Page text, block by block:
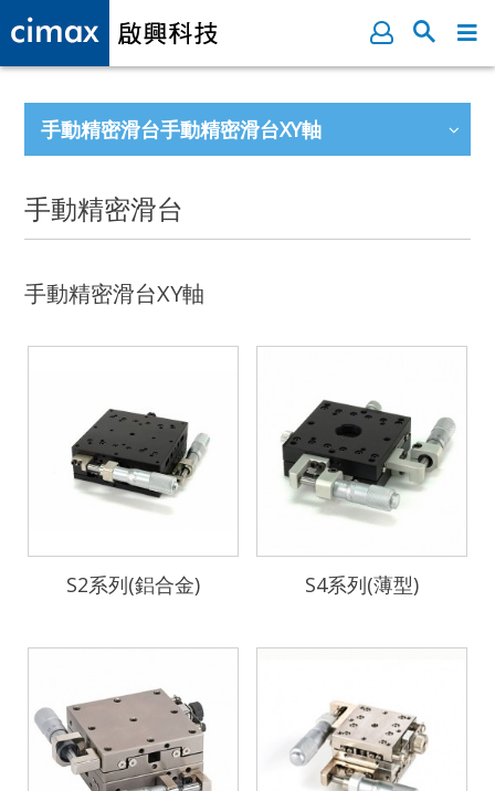
手動精密滑台手動精密滑台XY軸
手動精密滑台
手動精密滑台XY軸
S2系列(鋁合金) S4系列(薄型)